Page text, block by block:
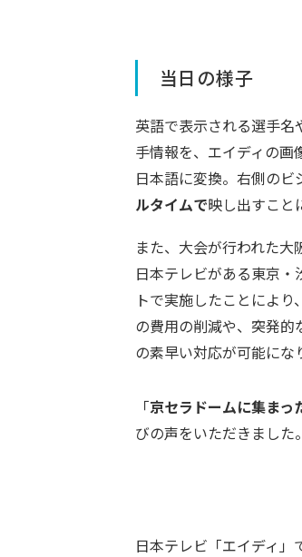
当日の様子
英語で表示される選手名
手情報を、エイディの画
日本語に変換。右側のビ
ルタイムで映し出すこと
また、大会が行われた大
日本テレビがある東京・
トで実施したことによ
の費用の削減や、突発的
の素早い対応が可能にな
「京セラドームに集まっ
びの声をいただきました。
日本テレビ「エイディ